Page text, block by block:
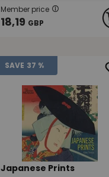
Member price
18,19 GBP
SAVE 37 %
Japanese Prints